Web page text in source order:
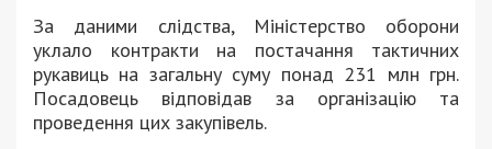
За даними слідства, Міністерство оборони
уклало контракти на постачання тактичних
рукавиць на загальну суму понад 231 млн грн.
Посадовець відповідав за організацію та
проведення цих закупівель.